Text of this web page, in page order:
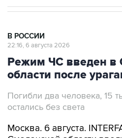
В РОССИИ
22:16, 6 августа 2026
Режим ЧС введен в
области после
Погибли два человека, 15
остались без света
Москва. 6 августа.